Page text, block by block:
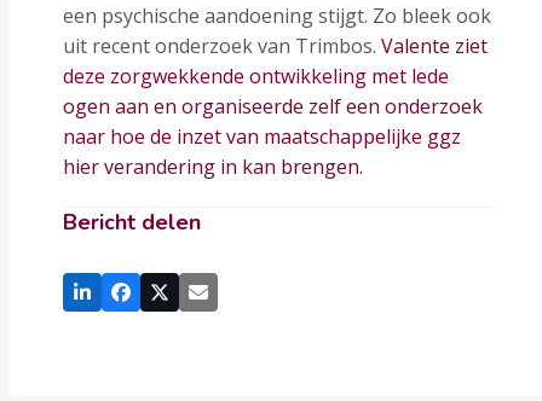
een psychische aandoening stijgt. Zo bleek ook
uit recent onderzoek van Trimbos.Valente ziet
deze zorgwekkende ontwikkeling met lede
ogen aan en organiseerde zelf een onderzoek
naar hoe de inzet van maatschappelijke ggz
hier verandering in kan brengen.
Bericht delen